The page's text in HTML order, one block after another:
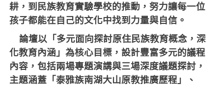
耕，到民族教育實驗學校的推動，努力讓每一位
孩子都能在自己的文化中找到力量與自信。
論壇以「多元面向探討原住民族教育概念，深
化教育內涵」為核心目標，設計豐富多元的議程
內容，包括兩場專題演講與三場深度議題探討，
主題涵蓋「泰雅族南湖大山原教推廣歷程」、